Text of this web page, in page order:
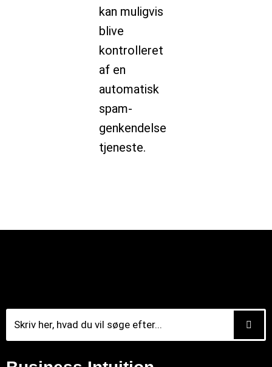
kan muligvis
blive
kontrolleret
af en
automatisk
spam-
genkendelse
tjeneste.